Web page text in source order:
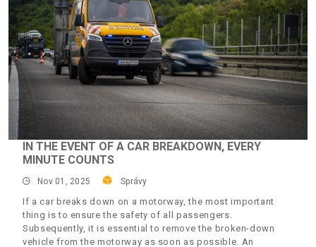
IN THE EVENT OF A CAR BREAKDOWN, EVERY
MINUTE COUNTS
Nov 01, 2025 Správy
If a car breaks down on a motorway, the most important
thing is to ensure the safety of all passengers.
Subsequently, it is essential to remove the broken-down
vehicle from the motorway as soon as possible. An